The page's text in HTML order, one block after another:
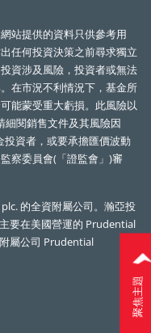
聚焦主題
站提供的資料只供參考用
任何投資決策之前尋求獨立
資涉及風險，投資者或無法
在市況不利情況下，基金所
能蒙受重大虧損。此風險以
細閱銷售文件及其風險因
資者，或要承擔匯價波動
察委員會(「證監會」)審
的全資附屬公司。瀚亞投
要在美國營運的 Prudential
屬公司 Prudential
亞
投
資